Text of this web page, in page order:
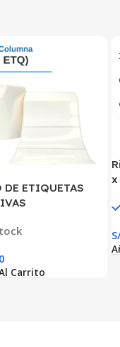
DE ETIQUETAS
ETIQ. x 1 COL.
Carrito
x